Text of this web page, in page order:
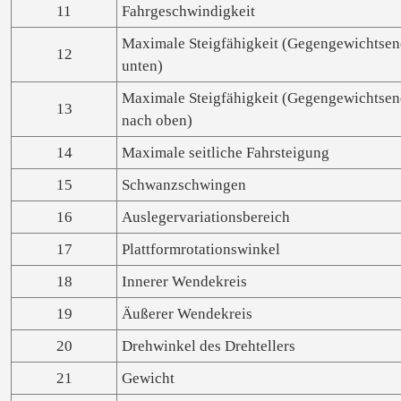
11
Fahrgeschwindigkeit
12
Maximale Steigfähigkeit
unten)
13
Maximale Steigfähigkeit
nach oben)
14
Maximale seitliche Fahrsteigung
15
Schwanzschwingen
16
Auslegervariationsbereich
17
Plattformrotationswinkel
18
Innerer Wendekreis
19
Äußerer Wendekreis
20
Drehwinkel des Drehtellers
21
Gewicht